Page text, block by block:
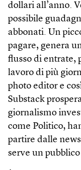
dollari all’anno.
possibile
abbonati. Un
pagare, genera
flusso di entrate,
lavoro di più
photo editor e
Substack
giornalismo
come Politico,
partire dalle
serve un